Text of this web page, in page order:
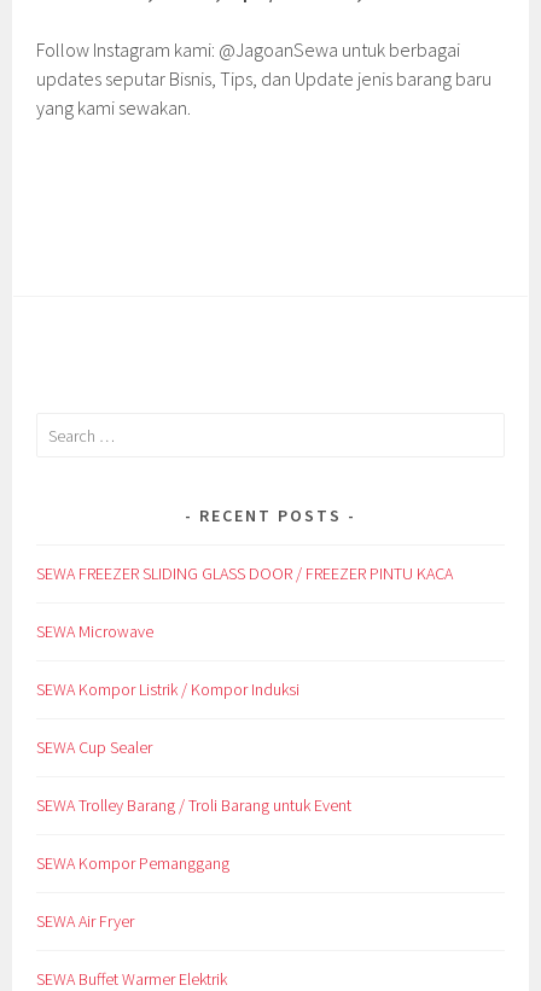
Follow Instagram kami: @JagoanSewa untuk berbagai
updates seputar Bisnis, Tips, dan Update jenis barang baru
yang kami sewakan.
Search
RECENT POSTS
SEWA FREEZER SLIDING GLASS DOOR / FREEZER PINTU KACA
SEWA Microwave
SEWA Kompor Listrik / Kompor Induksi
SEWA Cup Sealer
SEWA Trolley Barang / Troli Barang untuk Event
SEWA Kompor Pemanggang
SEWA Air Fryer
SEWA Buffet Warmer Elektrik